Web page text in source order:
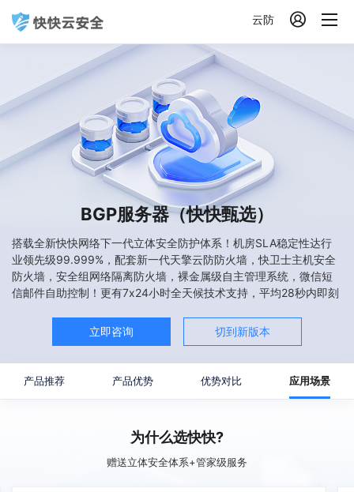
云防 
BGP服务器（快快甄选）
搭载全新快快网络下一代立体安全防护体系！机房SLA稳定性达行
业领先级99.999%，配套新一代天擎云防防火墙，快卫士主机安全
防火墙，安全组网络隔离防火墙，裸金属级自主管理系统，微信短
信邮件自助控制！更有7x24小时全天候技术支持，平均28秒内即刻
立即咨询
切到新版本
产品推荐 产品优势 优势对比 应用场景
为什么选快快?
赠送立体安全体系+管家级服务